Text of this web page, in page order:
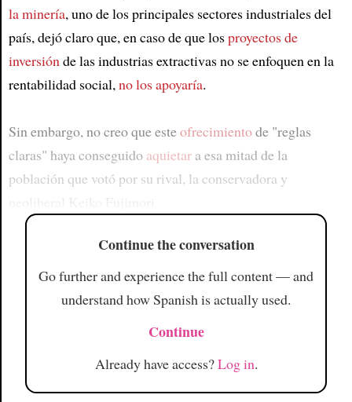
la minería, uno de los principales sectores industriales del
país, dejó claro que, en caso de que losproyectos de
inversiónde las industrias extractivas no se enfoquen en la
rentabilidad social,no los apoyaría.
Sin embargo, no creo que esteofrecimientode "reglas
claras" haya conseguido aquietara esa mitad de la
población que votó por su rival, la conservadora y
Continue the conversation
Go further and experience the full content — and
understand how Spanish is actually used.
Continue
Already have access?Log in.